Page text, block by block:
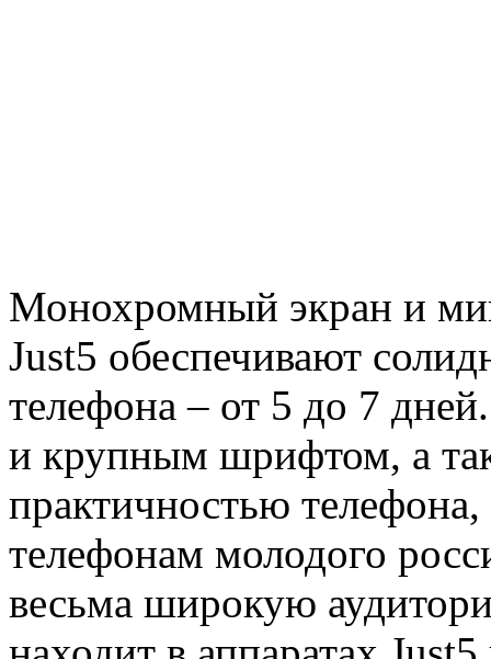
Монохромный экран и
Just5 обеспечивают
телефона – от 5 до 7
и крупным шрифтом, а
практичностью
телефонам молодого
весьма широкую